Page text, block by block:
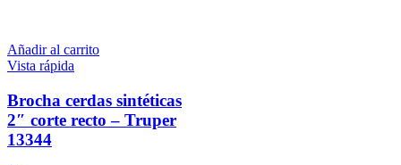
Añadir al carrito
Vista rápida
Brocha cerdas sintéticas
2″ corte recto – Truper
13344